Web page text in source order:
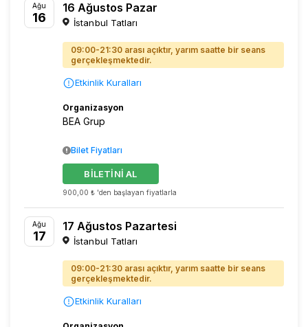
Ağu
16
16 Ağustos Pazar
İstanbul Tatları
09:00-21:30 arası açıktır, yarım saatte bir seans
gerçekleşmektedir.
Etkinlik Kuralları
Organizasyon
BEA Grup
900,00 ₺ 'den başlayan fiyatlarla
BİLETİNİ AL
Bilet Fiyatları
Ağu
17
17 Ağustos Pazartesi
İstanbul Tatları
09:00-21:30 arası açıktır, yarım saatte bir seans
gerçekleşmektedir.
Etkinlik Kuralları